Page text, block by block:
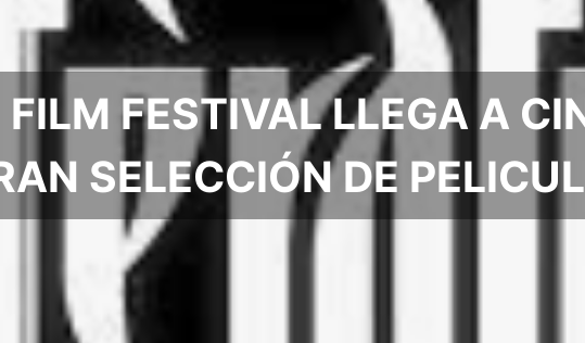
FESTIVAL LLEGA A
SELECCIÓN DE